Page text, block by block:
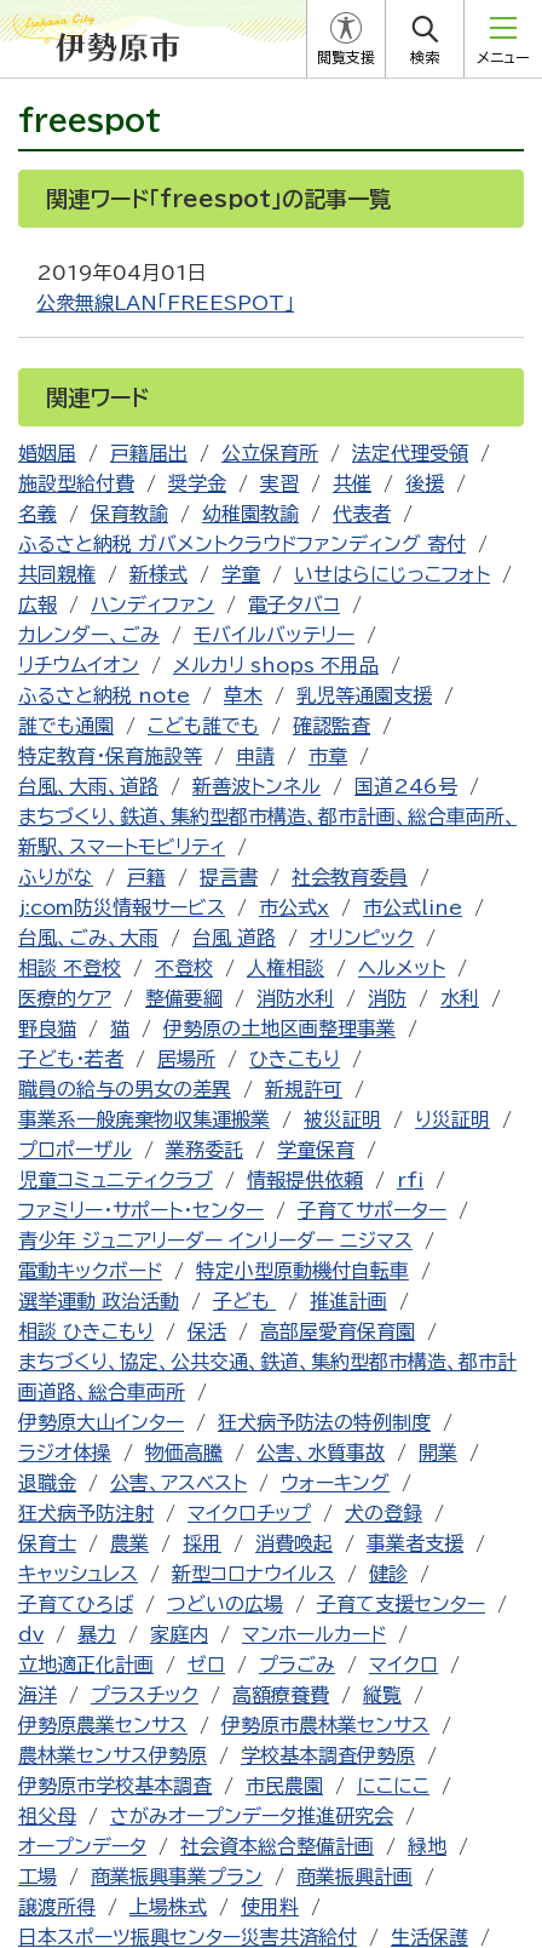
閲覧支援 検索 メニュー
freespot
関連ワード「freespot」の記事一覧
2019年04月01日
公衆無線LAN「FREESPOT」
関連ワード
婚姻届 戸籍届出 公立保育所
法定代理受領
施設型給付費
奨学金 実習 共催
後援
名義
保育教諭 幼稚園教諭
代表者
ふるさと納税 ガバメントクラウドファンディング 寄付
共同親権
新様式 学童
いせはらにじっこフォト
広報
ハンディファン
電子タバコ
カレンダー、ごみ
モバイルバッテリー
リチウムイオン
メルカリ shops 不用品
ふるさと納税 note
草木
乳児等通園支援
誰でも通園
こども誰でも
確認監査
特定教育・保育施設等
申請
市章
台風、大雨、道路
新善波トンネル
国道246号
まちづくり、鉄道、集約型都市構造、都市計画、総合車両所、
新駅、スマートモビリティ
ふりがな
戸籍 提言書
社会教育委員
j:com防災情報サービス
市公式x
市公式line
台風、ごみ、大雨
台風 道路
オリンピック
相談 不登校
不登校 人権相談
ヘルメット
医療的ケア
整備要綱 消防水利 消防
水利
野良猫
猫
伊勢原の土地区画整理事業
子ども・若者
居場所
ひきこもり
職員の給与の男女の差異
新規許可
事業系一般廃棄物収集運搬業
被災証明
り災証明
プロポーザル
業務委託
学童保育
児童コミュニティクラブ
情報提供依頼
rfi
ファミリー・サポート・センター
子育てサポーター
青少年 ジュニアリーダー インリーダー ニジマス
電動キックボード
特定小型原動機付自転車
選挙運動 政治活動
子ども
推進計画
相談 ひきこもり
保活
高部屋愛育保育園
まちづくり、協定、公共交通、鉄道、集約型都市構造、都市計
画道路、総合車両所
伊勢原大山インター
狂犬病予防法の特例制度
ラジオ体操
物価高騰 公害、水質事故
開業
退職金
公害、アスベスト
ウォーキング
狂犬病予防注射
マイクロチップ
犬の登録
保育士
農業 採用 消費喚起
事業者支援
キャッシュレス
新型コロナウイルス
健診
子育てひろば
つどいの広場
子育て支援センター
dv
暴力 家庭内
マンホールカード
立地適正化計画
ゼロ プラごみ
マイクロ
海洋
プラスチック 高額療養費
縦覧
伊勢原農業センサス
伊勢原市農林業センサス
農林業センサス伊勢原
学校基本調査伊勢原
伊勢原市学校基本調査
市民農園
にこにこ
祖父母
さがみオープンデータ推進研究会
オープンデータ
社会資本総合整備計画
緑地
工場
商業振興事業プラン
商業振興計画
譲渡所得
上場株式
使用料
日本スポーツ振興センター災害共済給付
生活保護